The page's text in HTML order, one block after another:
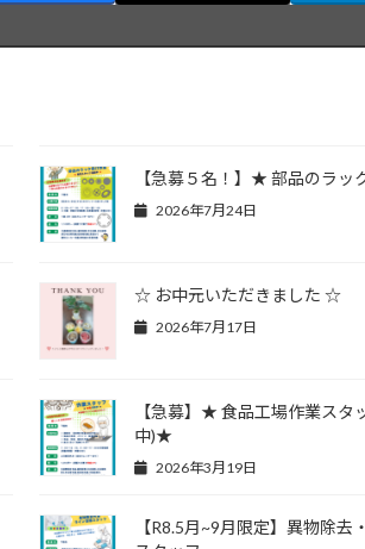
【急募５名！】★ 部品のラッ
2026年7月24日
☆ お中元いただきました ☆
2026年7月17日
【急募】★ 食品工場作業スタ
中)★
2026年3月19日
【R8.5月~9月限定】異物除去